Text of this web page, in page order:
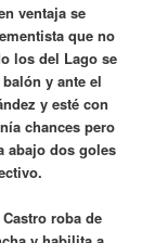
ventaja se
que no
los del Lago se
y ante el
y esté con
chances pero
abajo dos goles
roba de